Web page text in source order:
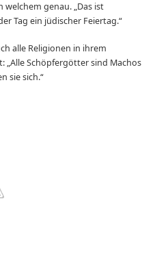
welchem genau. „Das ist
Tag ein jüdischer Feiertag.“
alle Religionen in ihrem
„Alle Schöpfergötter sind Machos
sie sich.“